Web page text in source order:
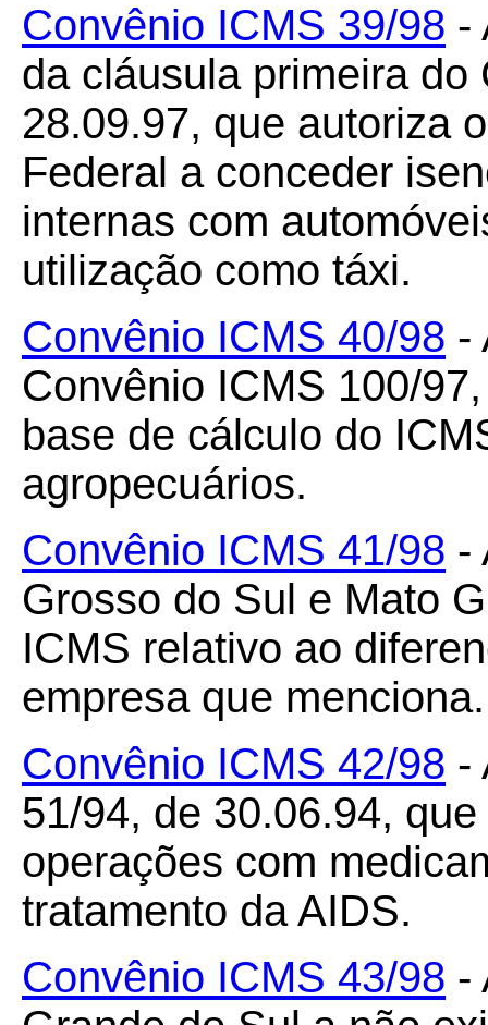
Convênio ICMS 39/98 -
da cláusula primeira
28.09.97, que autoriza
Federal a conceder
internas com
utilização como táxi.
Convênio ICMS 40/98 -
Convênio ICMS 100/
base de cálculo do
agropecuários.
Convênio ICMS 41/98 -
Grosso do Sul e Mato
ICMS relativo ao
empresa que menciona.
Convênio ICMS 42/98 -
51/94, de 30.06.94,
operações com
tratamento da AIDS.
Convênio ICMS 43/98 -